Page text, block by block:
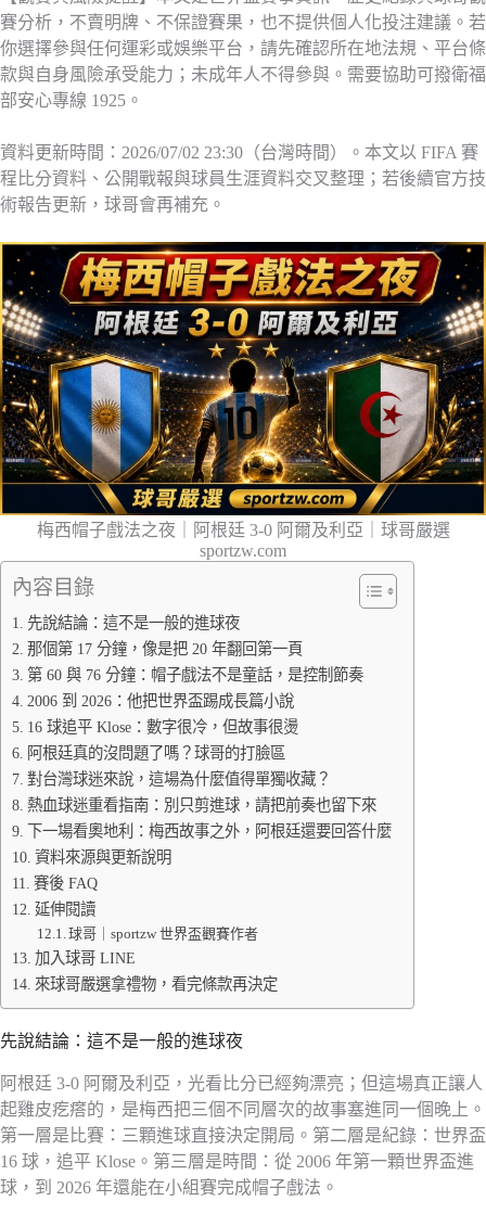
賽分析，不賣明牌、不保證賽果，也不提供個人化投注建議。若
你選擇參與任何運彩或娛樂平台，請先確認所在地法規、平台條
款與自身風險承受能力；未成年人不得參與。需要協助可撥衛福
部安心專線 1925。
資料更新時間：2026/07/02 23:30（台灣時間）。本文以 FIFA 賽
程比分資料、公開戰報與球員生涯資料交叉整理；若後續官方技
術報告更新，球哥會再補充。
梅西帽子戲法之夜｜阿根廷 3-0 阿爾及利亞｜球哥嚴選
sportzw.com
內容目錄
先說結論：這不是一般的進球夜
那個第 17 分鐘，像是把 20 年翻回第一頁
第 60 與 76 分鐘：帽子戲法不是童話，是控制節奏
2006 到 2026：他把世界盃踢成長篇小說
16 球追平 Klose：數字很冷，但故事很燙
阿根廷真的沒問題了嗎？球哥的打臉區
對台灣球迷來說，這場為什麼值得單獨收藏？
熱血球迷重看指南：別只剪進球，請把前奏也留下來
下一場看奧地利：梅西故事之外，阿根廷還要回答什麼
資料來源與更新說明
賽後 FAQ
延伸閱讀
球哥｜sportzw 世界盃觀賽作者
加入球哥 LINE
來球哥嚴選拿禮物，看完條款再決定
先說結論：這不是一般的進球夜
阿根廷 3-0 阿爾及利亞，光看比分已經夠漂亮；但這場真正讓人
起雞皮疙瘩的，是梅西把三個不同層次的故事塞進同一個晚上。
第一層是比賽：三顆進球直接決定開局。第二層是紀錄：世界盃
16 球，追平 Klose。第三層是時間：從 2006 年第一顆世界盃進
球，到 2026 年還能在小組賽完成帽子戲法。